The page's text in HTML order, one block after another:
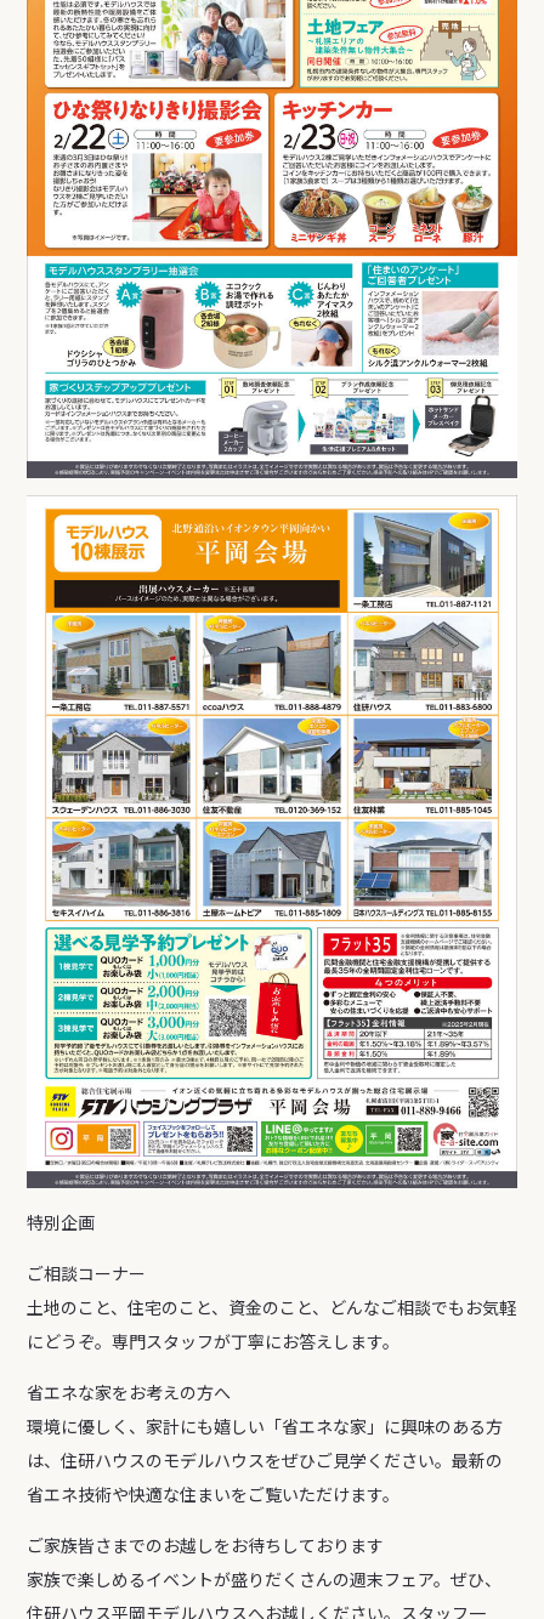
特別企画
ご相談コーナー
土地のこと、住宅のこと、資金のこと、どんなご相談でもお気軽
にどうぞ。専門スタッフが丁寧にお答えします。
省エネな家をお考えの方へ
環境に優しく、家計にも嬉しい「省エネな家」に興味のある方
は、住研ハウスのモデルハウスをぜひご見学ください。最新の
省エネ技術や快適な住まいをご覧いただけます。
ご家族皆さまでのお越しをお待ちしております
家族で楽しめるイベントが盛りだくさんの週末フェア。ぜひ、
住研ハウス平岡モデルハウスへお越しください。スタッフ一